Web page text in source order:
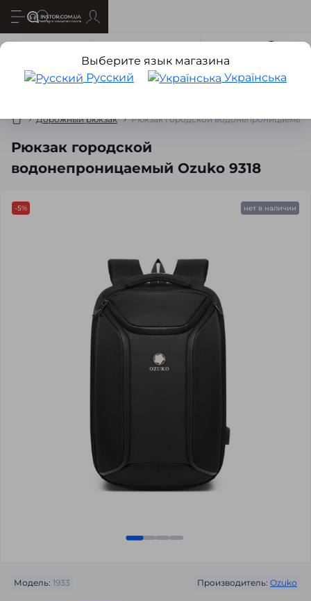
Дорожный рюкзак Рюкзак городской водонепроницаемый
Выберите язык магазина
Русский
Українська
Рюкзак городской
водонепроницаемый Ozuko 9318
Все о товаре Характеристики Отзывов
-5% нет в наличии
Модель: 1933 Производитель: Ozuko